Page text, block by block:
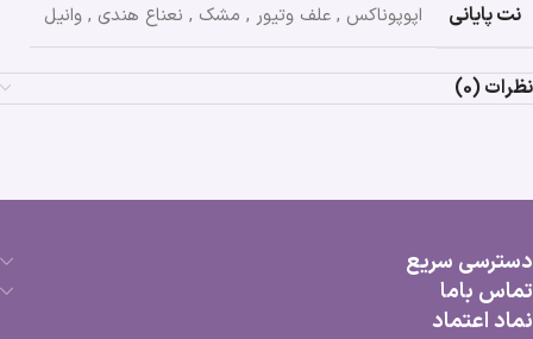
نت پایانی اپوپوناکس , علف وتیور , مشک , نعناع هندی , وانیل
نظرات (0)
دسترسی سریع
تماس باما
نماد اعتماد